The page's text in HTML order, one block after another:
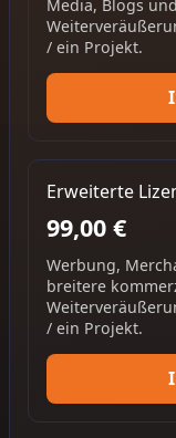
Media, Blogs
/ ein Projekt.
Erweiterte
99,00 €
Werbung,
breitere
/ ein Projekt.